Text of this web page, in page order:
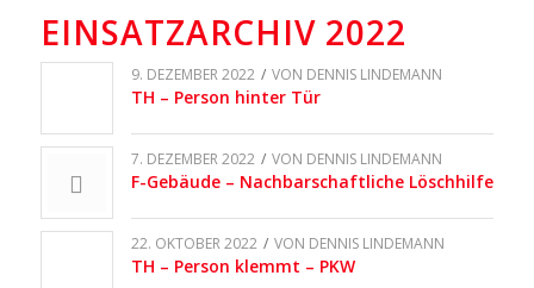
EINSATZARCHIV 2022
9. DEZEMBER 2022 / VON DENNIS LINDEMANN
TH – Person hinter Tür
7. DEZEMBER 2022 / VON DENNIS LINDEMANN
F-Gebäude – Nachbarschaftliche Löschhilfe
22. OKTOBER 2022 / VON DENNIS LINDEMANN
TH – Person klemmt – PKW